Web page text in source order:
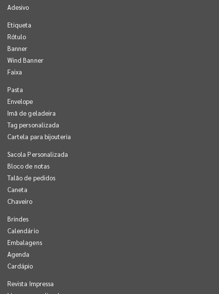
Adesivo
Etiqueta
Rótulo
Banner
Wind Banner
Faixa
Pasta
Envelope
Imã de geladeira
Tag personalizada
Cartela para bijouteria
Sacola Personalizada
Bloco de notas
Talão de pedidos
Caneta
Chaveiro
Brindes
Calendário
Embalagens
Agenda
Cardápio
Revista Impressa